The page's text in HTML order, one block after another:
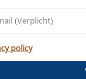
policy